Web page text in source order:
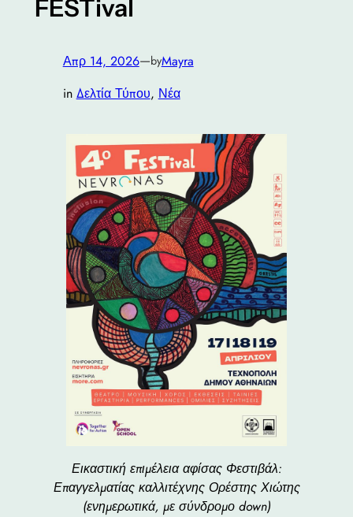
FESTival
Απρ 14, 2026—byMayra
in Δελτία Τύπου, Νέα
Εικαστική επιμέλεια αφίσας Φεστιβάλ:
Επαγγελματίας καλλιτέχνης Ορέστης Χιώτης
(ενημερωτικά, με σύνδρομο down)